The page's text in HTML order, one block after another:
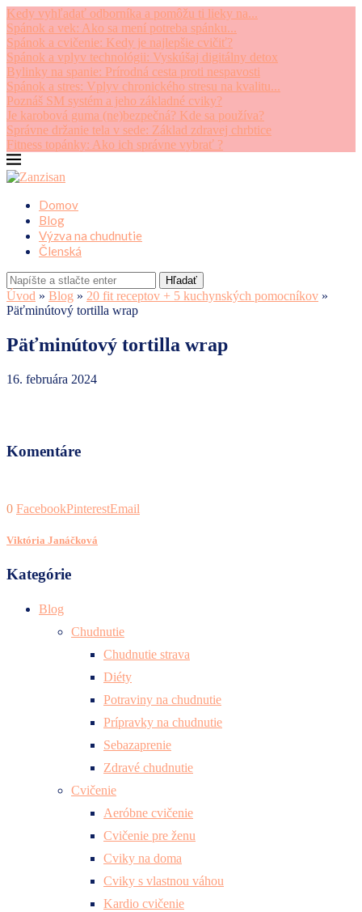
Kedy vyhľadať odborníka a pomôžu ti lieky na...
Spánok a vek: Ako sa mení potreba spánku...
Spánok a cvičenie: Kedy je najlepšie cvičiť?
Spánok a vplyv technológii: Vyskúšaj digitálny detox
Bylinky na spanie: Prírodná cesta proti nespavosti
Spánok a stres: Vplyv chronického stresu na kvalitu...
Poznáš SM systém a jeho základné cviky?
Je karobová guma (ne)bezpečná? Kde sa používa?
Správne držanie tela v sede: Základ zdravej chrbtice
Fitness topánky: Ako ich správne vybrať ?
Domov
Blog
Výzva na chudnutie
Členská
Hľadať
Úvod » Blog » 20 fit receptov + 5 kuchynských pomocníkov »
Päťminútový tortilla wrap
Päťminútový tortilla wrap
16. februára 2024
Komentáre
0 FacebookPinterestEmail
Viktória Janáčková
Kategórie
Blog
Chudnutie
Chudnutie strava
Diéty
Potraviny na chudnutie
Prípravky na chudnutie
Sebazaprenie
Zdravé chudnutie
Cvičenie
Aeróbne cvičenie
Cvičenie pre ženu
Cviky na doma
Cviky s vlastnou váhou
Kardio cvičenie